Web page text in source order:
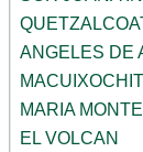
ANGELES DE
MARIA
EL VOLCAN